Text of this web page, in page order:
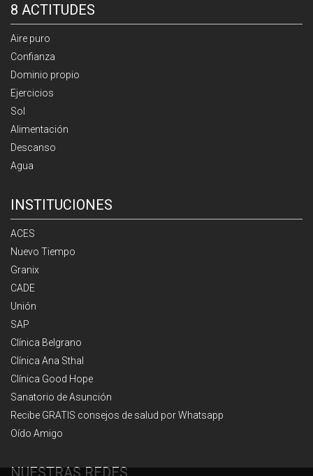
8 ACTITUDES
Aire puro
Confianza
Dominio propio
Ejercicios
Sol
Alimentación
Descanso
Agua
INSTITUCIONES
ACES
Nuevo Tiempo
Granix
CADE
Unión
SAP
Clínica Belgrano
Clínica Ana Sthal
Clínica Good Hope
Sanatorio de Asunción
Recibe GRATIS consejos de salud por Whatsapp
Oído Amigo
NUESTRAS REDES